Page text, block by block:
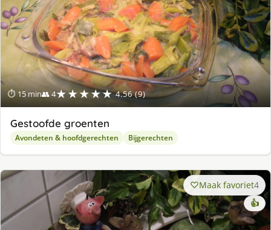
⏱ 15 min👥 4★★★★★ 4.56 (9)
Gestoofde groenten
Avondeten & hoofdgerechten Bijgerechten
Maak favoriet4
👍